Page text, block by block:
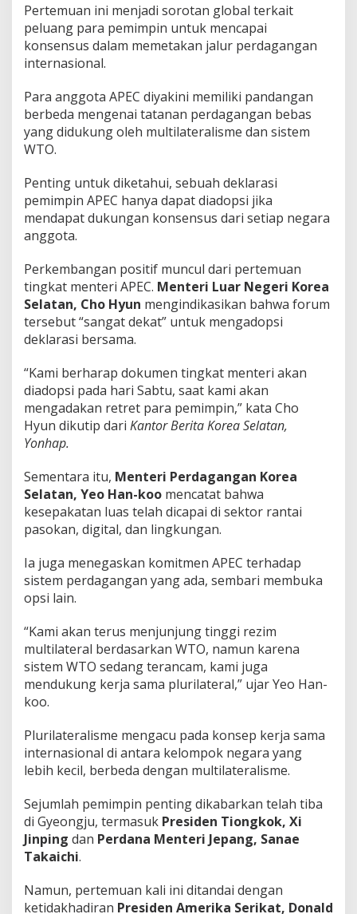
Pertemuan ini menjadi sorotan global terkait
peluang para pemimpin untuk mencapai
konsensus dalam memetakan jalur perdagangan
internasional.
Para anggota APEC diyakini memiliki pandangan
berbeda mengenai tatanan perdagangan bebas
yang didukung oleh multilateralisme dan sistem
WTO.
Penting untuk diketahui, sebuah deklarasi
pemimpin APEC hanya dapat diadopsi jika
mendapat dukungan konsensus dari setiap negara
anggota.
Perkembangan positif muncul dari pertemuan
tingkat menteri APEC. Menteri Luar Negeri Korea
Selatan, Cho Hyun mengindikasikan bahwa forum
tersebut “sangat dekat” untuk mengadopsi
deklarasi bersama.
“Kami berharap dokumen tingkat menteri akan
diadopsi pada hari Sabtu, saat kami akan
mengadakan retret para pemimpin,” kata Cho
Hyun dikutip dari Kantor Berita Korea Selatan,
Yonhap.
Sementara itu, Menteri Perdagangan Korea
Selatan, Yeo Han-koo mencatat bahwa
kesepakatan luas telah dicapai di sektor rantai
pasokan, digital, dan lingkungan.
Ia juga menegaskan komitmen APEC terhadap
sistem perdagangan yang ada, sembari membuka
opsi lain.
“Kami akan terus menjunjung tinggi rezim
multilateral berdasarkan WTO, namun karena
sistem WTO sedang terancam, kami juga
mendukung kerja sama plurilateral,” ujar Yeo Han-
koo.
Plurilateralisme mengacu pada konsep kerja sama
internasional di antara kelompok negara yang
lebih kecil, berbeda dengan multilateralisme.
Sejumlah pemimpin penting dikabarkan telah tiba
di Gyeongju, termasuk Presiden Tiongkok, Xi
Jinping dan Perdana Menteri Jepang, Sanae
Takaichi.
Namun, pertemuan kali ini ditandai dengan
ketidakhadiran Presiden Amerika Serikat, Donald